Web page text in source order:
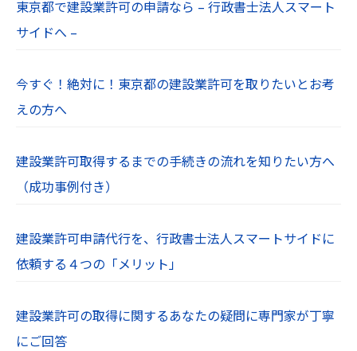
お使いのWebブラウザの設定により、cookieを無
効にすることも可能です。
【１０．プライバシーポリシーの制定日及び改定
制定：令和６年７月１日
【１１．免責事項】
当社Webサイトに掲載されている情報の正確性に
は万全を期していますが、利用者が当社Webサイ
の責任を負わないものとします。
当社は、利用者が当社Webサイトを利用したこと
与えた損害に関して、一切の責任を負わないもの
とします。
東京都で建設業許可の申請なら – 行政書士法人スマート
サイドへ –
今すぐ！絶対に！東京都の建設業許可を取りたいとお考
えの方へ
建設業許可取得するまでの手続きの流れを知りたい方へ
（成功事例付き）
建設業許可申請代行を、行政書士法人スマートサイドに
依頼する４つの「メリット」
建設業許可の取得に関するあなたの疑問に専門家が丁寧
にご回答